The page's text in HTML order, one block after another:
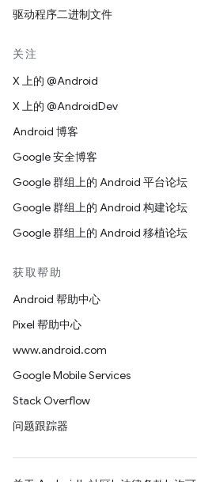
驱动程序二进制文件
关注
X 上的 @Android
X 上的 @AndroidDev
Android 博客
Google 安全博客
Google 群组上的 Android 平台论坛
Google 群组上的 Android 构建论坛
Google 群组上的 Android 移植论坛
获取帮助
Android 帮助中心
Pixel 帮助中心
www.android.com
Google Mobile Services
Stack Overflow
问题跟踪器